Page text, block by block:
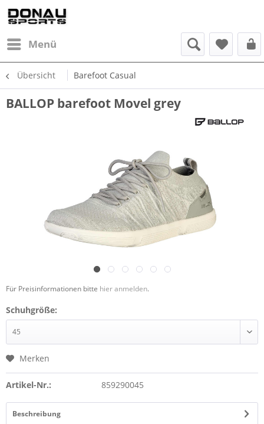
Menü
Übersicht Barefoot Casual
BALLOP barefoot Movel grey
Für Preisinformationen bitte hier anmelden.
Schuhgröße:
Merken
Artikel-Nr.: 859290045
Beschreibung